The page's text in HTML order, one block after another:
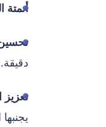
أتمتة
تحسين
دقيقة.
تعزيز